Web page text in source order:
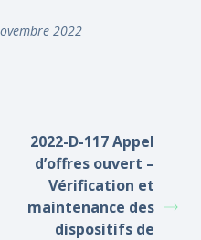
2022
2022-D-117 Appel
d’offres ouvert –
Vérification et
maintenance des
dispositifs de